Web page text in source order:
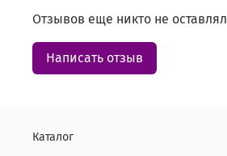
Отзывов еще никто не оставлял
Написать отзыв
Каталог